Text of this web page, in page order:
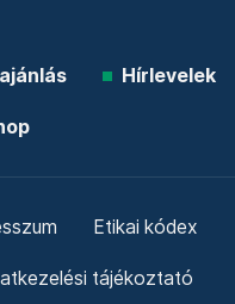
Hírlevelek
Etikai kódex
tájékoztató